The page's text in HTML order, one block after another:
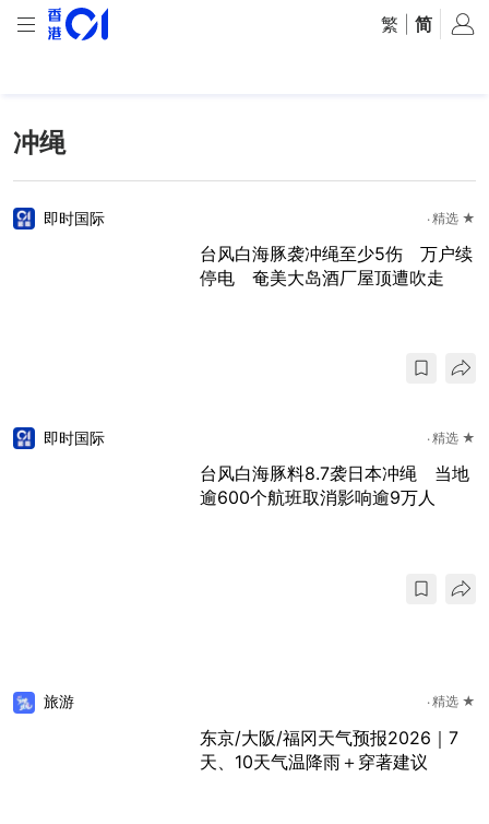
繁 简
冲绳
即时国际 精选 ★
台风白海豚袭冲绳至少5伤 万户续
停电 奄美大岛酒厂屋顶遭吹走
即时国际 精选 ★
台风白海豚料8.7袭日本冲绳 当地
逾600个航班取消影响逾9万人
旅游 精选 ★
东京/大阪/福冈天气预报2026｜7
天、10天气温降雨＋穿著建议